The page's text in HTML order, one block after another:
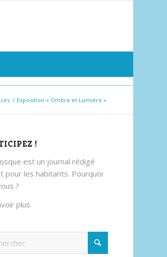
/ Exposition « Ombre et Lumière »
!
est un journal rédigé
pour les habitants. Pourquoi
?
plus